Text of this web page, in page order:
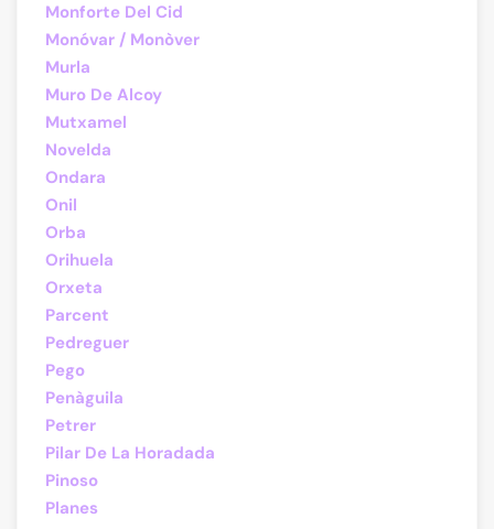
Monforte Del Cid
Monóvar / Monòver
Murla
Muro De Alcoy
Mutxamel
Novelda
Ondara
Onil
Orba
Orihuela
Orxeta
Parcent
Pedreguer
Pego
Penàguila
Petrer
Pilar De La Horadada
Pinoso
Planes